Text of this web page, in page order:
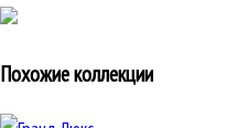
Похожие коллекции